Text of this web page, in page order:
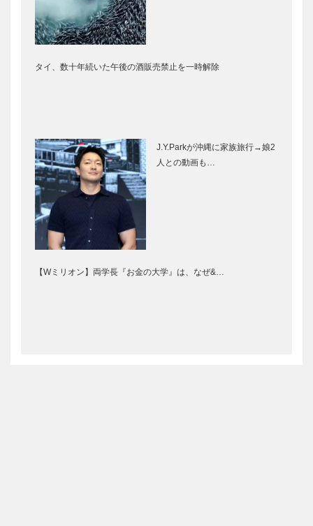
タイ、数十年続いた午後の酒販売禁止を一時解除
J.Y.Parkが沖縄に家族旅行→娘2
人との動画も…
【Wミリオン】両学長『お金の大学』は、なぜ&…